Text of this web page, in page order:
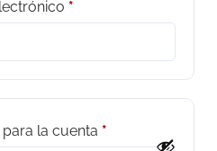
*
la cuenta *